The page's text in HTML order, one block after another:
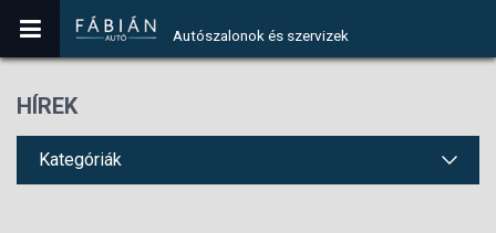
Autószalonok és szervizek
HÍREK
Kategóriák